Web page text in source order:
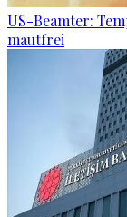
US-Beamter:
mautfrei